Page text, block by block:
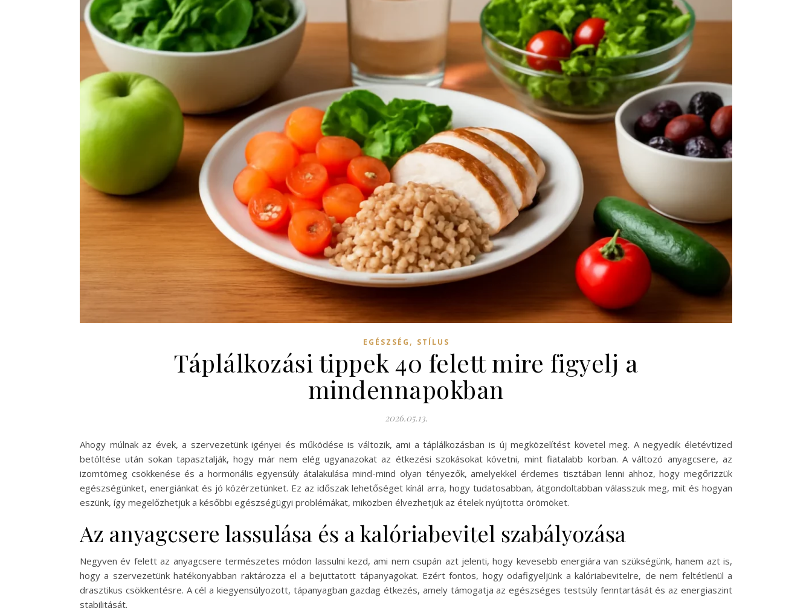
EGÉSZSÉG , STÍLUS
Táplálkozási tippek 40 felett mire figyelj a
mindennapokban
2026.05.13.
Ahogy múlnak az évek, a szervezetünk igényei és működése is változik, ami a táplálkozásban is új megközelítést követel meg. A negyedik életévtized
betöltése után sokan tapasztalják, hogy már nem elég ugyanazokat az étkezési szokásokat követni, mint fiatalabb korban. A változó anyagcsere, az
izomtömeg csökkenése és a hormonális egyensúly átalakulása mind-mind olyan tényezők, amelyekkel érdemes tisztában lenni ahhoz, hogy megőrizzük
egészségünket, energiánkat és jó közérzetünket. Ez az időszak lehetőséget kínál arra, hogy tudatosabban, átgondoltabban válasszuk meg, mit és hogyan
eszünk, így megelőzhetjük a későbbi egészségügyi problémákat, miközben élvezhetjük az ételek nyújtotta örömöket.
Az anyagcsere lassulása és a kalóriabevitel szabályozása
Negyven év felett az anyagcsere természetes módon lassulni kezd, ami nem csupán azt jelenti, hogy kevesebb energiára van szükségünk, hanem azt is,
hogy a szervezetünk hatékonyabban raktározza el a bejuttatott tápanyagokat. Ezért fontos, hogy odafigyeljünk a kalóriabevitelre, de nem feltétlenül a
drasztikus csökkentésre. A cél a kiegyensúlyozott, tápanyagban gazdag étkezés, amely támogatja az egészséges testsúly fenntartását és az energiaszint
stabilitását.